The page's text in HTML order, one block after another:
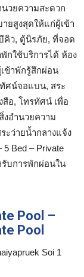
วยความสะดวก
ยสูงสุดให้แก่ผู้เข้า
คิว, ตู้นิรภัย, ที่จอด
กใช้บริการได้ ห้อง
ข้าพักรู้สึกผ่อน
ศน์จอแบน, สระ
สือ, โทรทัศน์ เพื่อ
งอำนวยความ
ะว่ายน้ำกลางแจ้ง
Bed – Private
บการพักผ่อนใน
Pool –
Pool
Soi 1